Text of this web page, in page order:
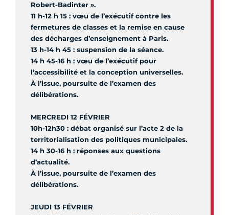
Robert-Badinter ».
11 h-12 h 15 : vœu de l’exécutif contre les
fermetures de classes et la remise en cause
des décharges d’enseignement à Paris.
13 h-14 h 45 : suspension de la séance.
14 h 45-16 h : vœu de l’exécutif pour
l’accessibilité et la conception universelles.
À l’issue, poursuite de l’examen des
délibérations.
MERCREDI 12 FÉVRIER
10h-12h30 : débat organisé sur l’acte 2 de la
territorialisation des politiques municipales.
14 h 30-16 h : réponses aux questions
d’actualité.
À l’issue, poursuite de l’examen des
délibérations.
JEUDI 13 FÉVRIER